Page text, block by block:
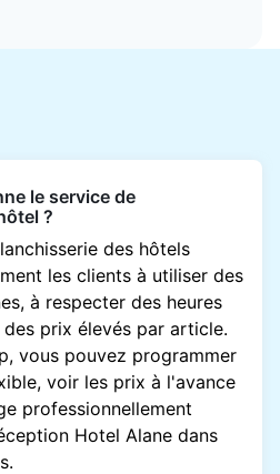
le service de
?
des hôtels
les clients à utiliser des
à respecter des heures
prix élevés par article.
vous pouvez programmer
voir les prix à l'avance
professionnellement
Hotel Alane dans